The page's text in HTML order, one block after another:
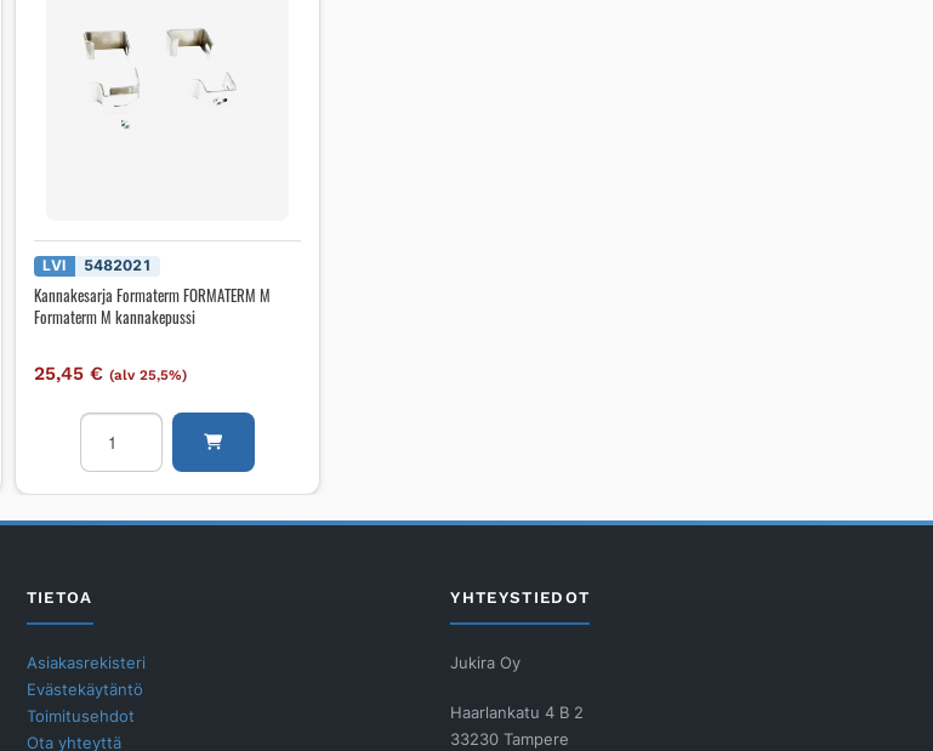
LVI 5482021
Kannakesarja Formaterm FORMATERM M
Formaterm M kannakepussi
25,45 € (alv 25,5%)
Kannakesarja
Formaterm
FORMATERM
Formaterm
TIETOA
Asiakasrekisteri
Evästekäytäntö
Toimitusehdot
Ota yhteyttä
YHTEYSTIEDOT
Jukira Oy
Haarlankatu 4 B 2
33230 Tampere